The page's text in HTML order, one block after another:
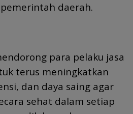
daerah.
para pelaku jasa
terus meningkatkan
dan daya saing agar
sehat dalam setiap